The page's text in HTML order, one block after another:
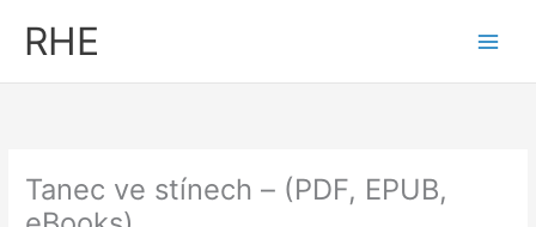
RHE
Tanec ve stínech – (PDF, EPUB,